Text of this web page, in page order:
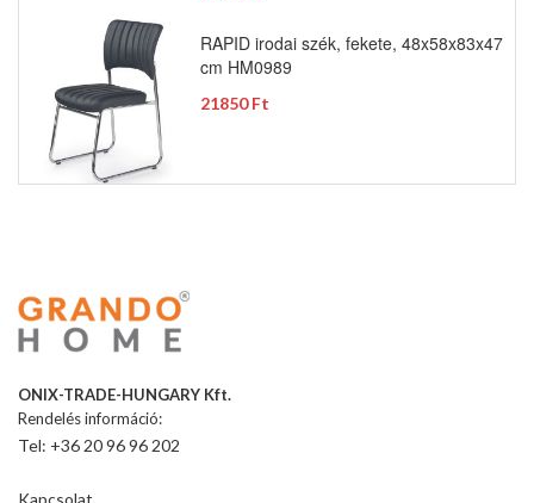
RAPID irodai szék, fekete, 48x58x83x47
cm HM0989
21850 Ft
ONIX-TRADE-HUNGARY Kft.
Rendelés információ:
Tel: +36 20 96 96 202
Kapcsolat